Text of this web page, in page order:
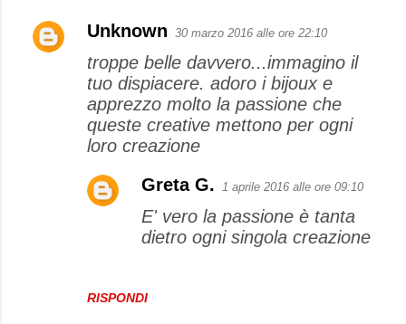
Unknown 30 marzo 2016 alle ore 22:10
troppe belle davvero...immagino il
tuo dispiacere. adoro i bijoux e
apprezzo molto la passione che
queste creative mettono per ogni
loro creazione
RISPONDI
Greta G. 1 aprile 2016 alle ore 09:10
E' vero la passione è tanta
dietro ogni singola creazione